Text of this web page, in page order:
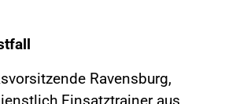
Ravensburg,